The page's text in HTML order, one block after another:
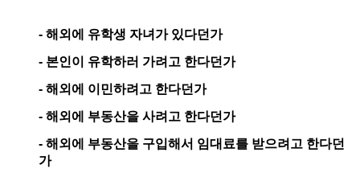
- 해외에 유학생 자녀가 있다던가
- 본인이 유학하러 가려고 한다던가
- 해외에 이민하려고 한다던가
- 해외에 부동산을 사려고 한다던가
- 해외에 부동산을 구입해서 임대료를 받으려고 한다던
가